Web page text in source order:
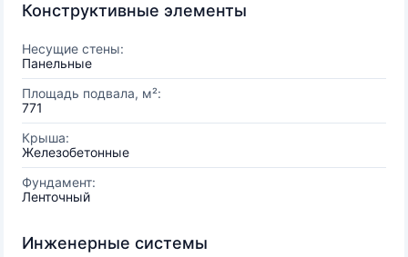
Конструктивные элементы
Несущие стены:
Панельные
Площадь подвала, м²:
771
Крыша:
Железобетонные
Фундамент:
Ленточный
Инженерные системы